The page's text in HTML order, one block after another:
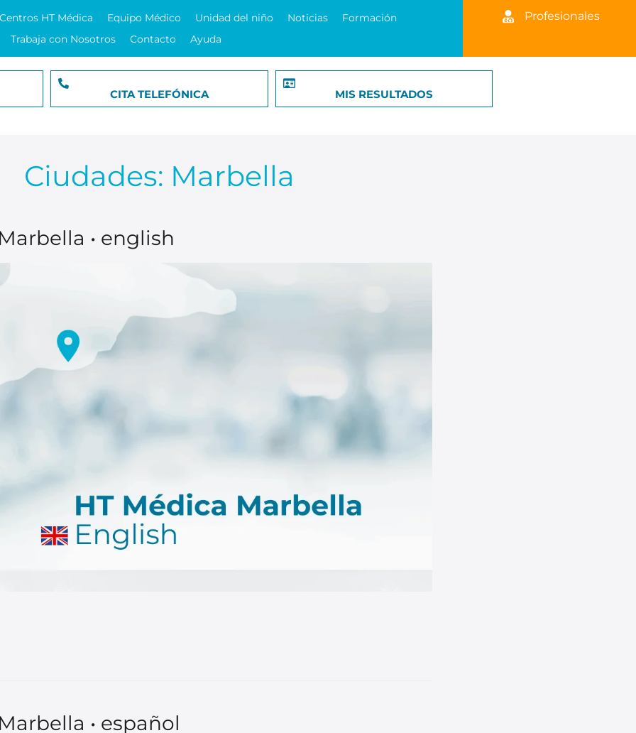
HT Médica Equipo Médico Unidad del niño Noticias
Formación
Trabaja con Nosotros
Contacto Ayuda
Profesionales
CITA TELEFÓNICA MIS RESULTADOS
Ciudades: Marbella
• english
• español